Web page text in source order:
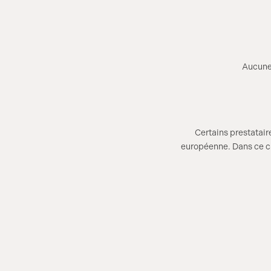
Certains
européenne. Dans ce